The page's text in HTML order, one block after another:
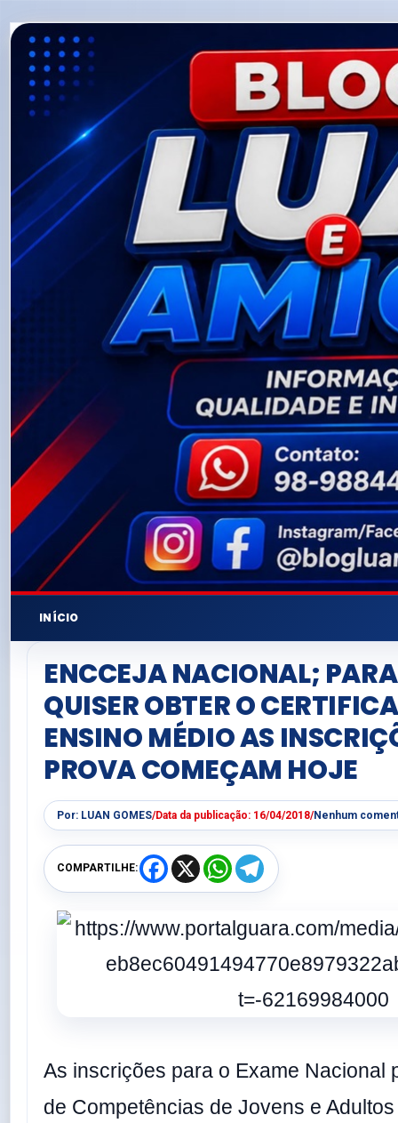
INÍCIO
ENCCEJA NACIONAL;
QUISER OBTER O
ENSINO MÉDIO AS
PROVA COMEÇAM HOJE
Por: LUAN GOMES/Data da publicação: 16/04/2018/Nenhum
COMPARTILHE:
F
a
c
o
k
X
W
h
a
s
A
p
l
r
m
As inscrições para o Exame Nacional
de Competências de Jovens e